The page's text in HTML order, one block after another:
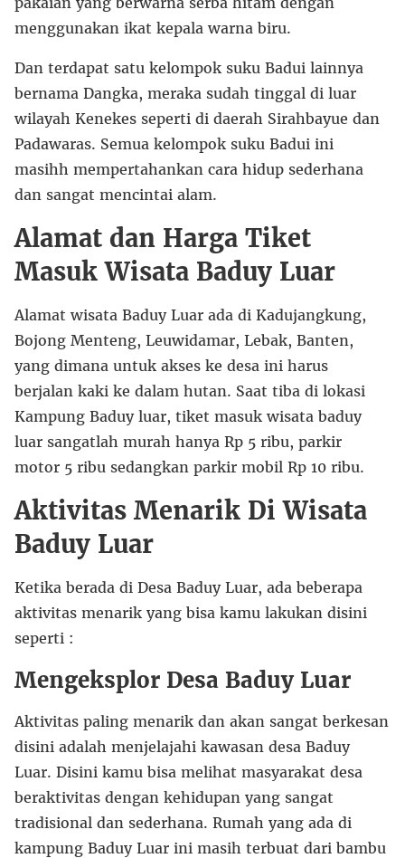
menggunakan ikat kepala warna biru.
Dan terdapat satu kelompok suku Badui lainnya
bernama Dangka, meraka sudah tinggal di luar
wilayah Kenekes seperti di daerah Sirahbayue dan
Padawaras. Semua kelompok suku Badui ini
masihh mempertahankan cara hidup sederhana
dan sangat mencintai alam.
Alamat dan Harga Tiket
Masuk Wisata Baduy Luar
Alamat wisata Baduy Luar ada di Kadujangkung,
Bojong Menteng, Leuwidamar, Lebak, Banten,
yang dimana untuk akses ke desa ini harus
berjalan kaki ke dalam hutan. Saat tiba di lokasi
Kampung Baduy luar, tiket masuk wisata baduy
luar sangatlah murah hanya Rp 5 ribu, parkir
motor 5 ribu sedangkan parkir mobil Rp 10 ribu.
Aktivitas Menarik Di Wisata
Baduy Luar
Ketika berada di Desa Baduy Luar, ada beberapa
aktivitas menarik yang bisa kamu lakukan disini
seperti :
Mengeksplor Desa Baduy Luar
Aktivitas paling menarik dan akan sangat berkesan
disini adalah menjelajahi kawasan desa Baduy
Luar. Disini kamu bisa melihat masyarakat desa
beraktivitas dengan kehidupan yang sangat
tradisional dan sederhana. Rumah yang ada di
kampung Baduy Luar ini masih terbuat dari bambu